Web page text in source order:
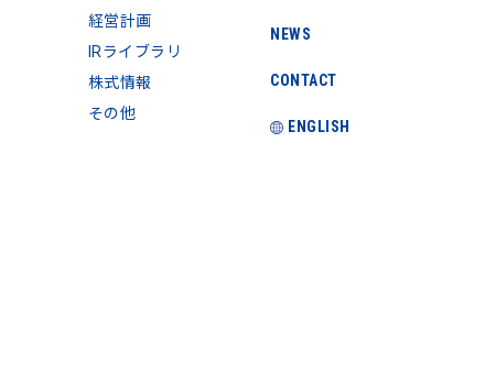
経営計画
IRライブラリ
株式情報
その他
NEWS
CONTACT
ENGLISH